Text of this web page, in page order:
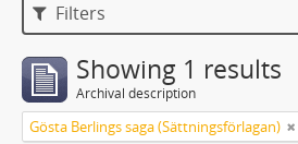
Filters
Showing 1 results
Archival description
Gösta Berlings saga (Sättningsförlagan)